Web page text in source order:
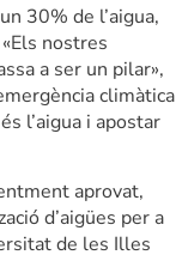
30% de l’aigua,
nostres
a ser un pilar»,
climàtica
l’aigua i apostar
aprovat,
d’aigües per a
de les Illes